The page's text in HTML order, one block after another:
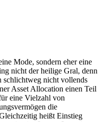
Mode, sondern eher eine
nicht der heilige Gral, denn
schlichtweg nicht vollends
Asset Allocation einen Teil
eine Vielzahl von
die
heißt Einstieg